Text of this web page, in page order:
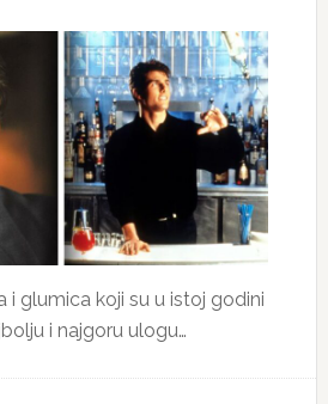
i glumica koji su u istoj godini
i najgoru ulogu…